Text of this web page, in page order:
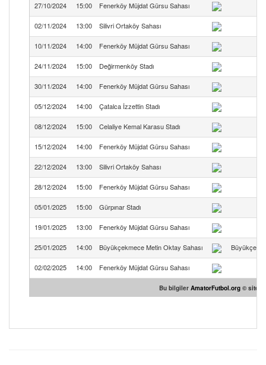
27/10/2024 15:00 Fenerköy Müjdat Gürsu Sahası
02/11/2024 13:00 Silivri Ortaköy Sahası
10/11/2024 14:00 Fenerköy Müjdat Gürsu Sahası
24/11/2024 15:00 Değirmenköy Stadı
30/11/2024 14:00 Fenerköy Müjdat Gürsu Sahası
05/12/2024 14:00 Çatalca İzzettin Stadı
08/12/2024 15:00 Celaliye Kemal Karasu Stadı
15/12/2024 14:00 Fenerköy Müjdat Gürsu Sahası
22/12/2024 13:00 Silivri Ortaköy Sahası
28/12/2024 15:00 Fenerköy Müjdat Gürsu Sahası
05/01/2025 15:00 Gürpınar Stadı
19/01/2025 13:00 Fenerköy Müjdat Gürsu Sahası
25/01/2025 14:00 Büyükçekmece Metin Oktay Sahası
02/02/2025 14:00 Fenerköy Müjdat Gürsu Sahası
Bu bilgiler AmatorFutbol.org ©